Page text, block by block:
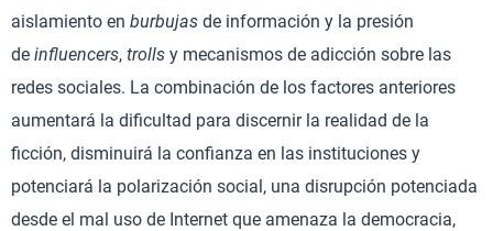
aislamiento en burbujas de información y la presión
de influencers, trolls y mecanismos de adicción sobre las
redes sociales. La combinación de los factores anteriores
aumentará la dificultad para discernir la realidad de la
ficción, disminuirá la confianza en las instituciones y
potenciará la polarización social, una disrupción potenciada
desde el mal uso de Internet que amenaza la democracia,